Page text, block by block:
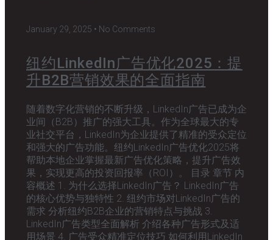
January 29, 2025 No Comments
纽约LinkedIn广告优化2025：提
升B2B营销效果的全面指南
随着数字化营销的不断升级，LinkedIn广告已成为企
业间（B2B）推广的强大工具。作为全球最大的专
业社交平台，LinkedIn为企业提供了精准的受众定位
和强大的广告功能。纽约LinkedIn广告优化2025将
帮助本地企业掌握最新广告优化策略，提升广告效
果，实现更高的投资回报率（ROI）。 目录 章节 内
容概述 1. 为什么选择LinkedIn广告？ LinkedIn广告
的核心优势与独特性 2. 纽约市场对LinkedIn广告的
需求 分析纽约B2B企业的营销特点与挑战 3.
LinkedIn广告类型全面解析 介绍各种广告形式及适
用场景 4. 广告受众精准定位技巧 如何利用LinkedIn